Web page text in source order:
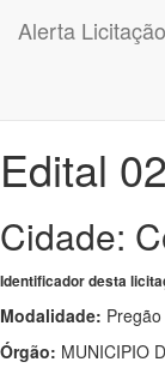
Alerta Licitação
Edital
Cidade:
Identificador desta
Modalidade:
Órgão: MUNICIPIO